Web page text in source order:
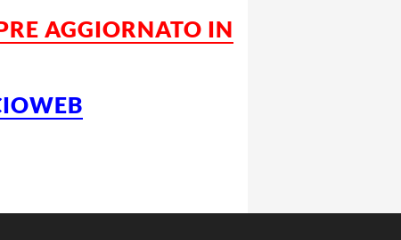
AGGIORNATO IN